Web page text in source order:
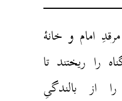
امام و خانهٔ
را ریختند تا
از بالندگیِ